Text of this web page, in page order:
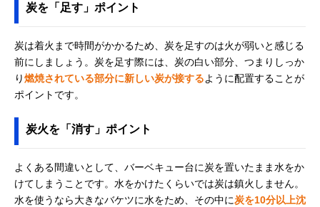
炭を「足す」ポイント
炭は着火まで時間がかかるため、炭を足すのは火が弱いと感じる
前にしましょう。炭を足す際には、炭の白い部分、つまりしっか
り燃焼されている部分に新しい炭が接するように配置することが
ポイントです。
炭火を「消す」ポイント
よくある間違いとして、バーベキュー台に炭を置いたまま水をか
けてしまうことです。水をかけたくらいでは炭は鎮火しません。
水を使うなら大きなバケツに水をため、その中に炭を10分以上沈